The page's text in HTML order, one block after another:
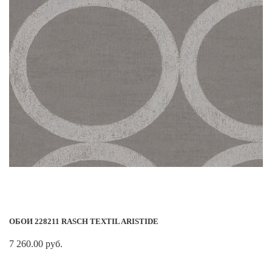
ОБОИ 228211 RASCH TEXTIL ARISTIDE
7 260.00 руб.